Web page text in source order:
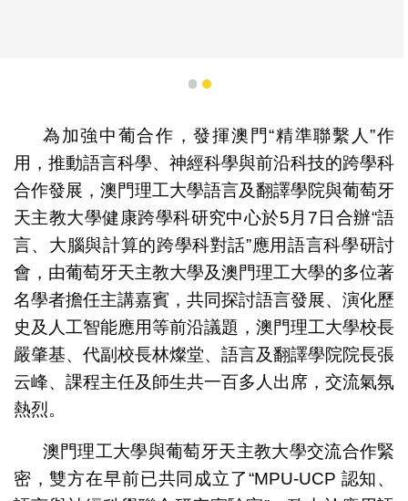
1 2
為加強中葡合作，發揮澳門“精準聯繫人”作
用，推動語言科學、神經科學與前沿科技的跨學科
合作發展，澳門理工大學語言及翻譯學院與葡萄牙
天主教大學健康跨學科研究中心於5月7日合辦“語
言、大腦與計算的跨學科對話”應用語言科學研討
會，由葡萄牙天主教大學及澳門理工大學的多位著
名學者擔任主講嘉賓，共同探討語言發展、演化歷
史及人工智能應用等前沿議題，澳門理工大學校長
嚴肇基、代副校長林燦堂、語言及翻譯學院院長張
云峰、課程主任及師生共一百多人出席，交流氣氛
熱烈。
澳門理工大學與葡萄牙天主教大學交流合作緊
密，雙方在早前已共同成立了“MPU-UCP 認知、